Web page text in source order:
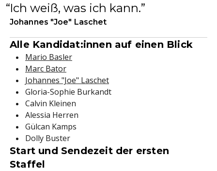
Ich weiß, was ich kann.
Johannes "Joe" Laschet
Alle Kandidat:innen auf einen Blick
Mario Basler
Marc Bator
Johannes "Joe" Laschet
Gloria-Sophie Burkandt
Calvin Kleinen
Alessia Herren
Gülcan Kamps
Dolly Buster
Start und Sendezeit der ersten
Staffel